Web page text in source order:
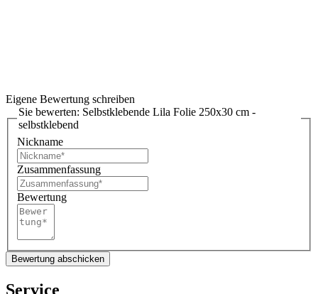
Eigene Bewertung schreiben
Sie bewerten: Selbstklebende Lila Folie 250x30 cm -
selbstklebend
Nickname
Zusammenfassung
Bewertung
Bewertung abschicken
Service